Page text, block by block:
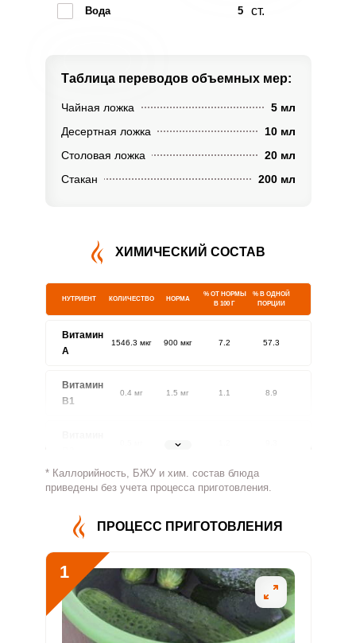
Вода 5 ст.
Таблица переводов объемных мер:
Чайная ложка
5 мл
Десертная ложка
10 мл
Столовая ложка
20 мл
Стакан
200 мл
ХИМИЧЕСКИЙ СОСТАВ
НУТРИЕНТ КОЛИЧЕСТВО НОРМА
% ОТ НОРМЫ
В 100 Г
% В ОДНОЙ
ПОРЦИИ
Витамин
A
1546.3 мкг 900 мкг 7.2 57.3
Витамин
В1
0.4 мг 1.5 мг 1.1 8.9
1.8 мг
Витамин
72.3 мг 500 мг 0.6 4.8
Витамин
В5
Витамин
В6
0.6 мг 2 мг 1.3 10.6
Витамин
* Каллорийность, БЖУ и хим. состав блюда
приведены без учета процесса приготовления.
ПРОЦЕСС ПРИГОТОВЛЕНИЯ
1